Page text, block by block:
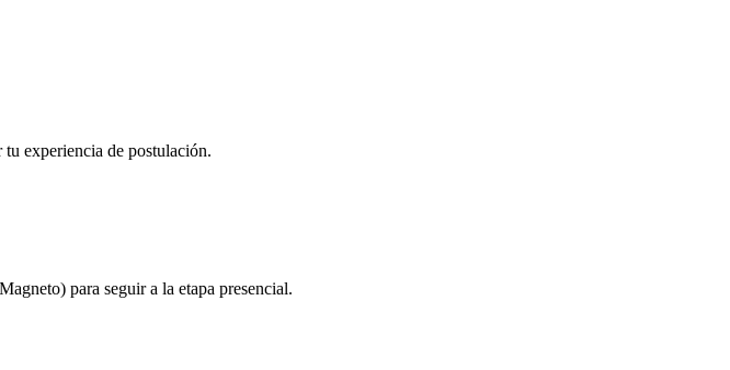
experiencia de postulación.
para seguir a la etapa presencial.